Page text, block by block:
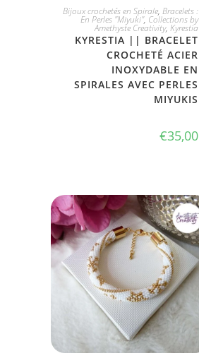
JE L'ADOPTE
Bijoux crochetés en Spirale, Bracelets :
En Perles "Miyuki", Collections by
Amethyste Creativity, Kyrestia
KYRESTIA || BRACELET
CROCHETÉ ACIER
INOXYDABLE EN
SPIRALES AVEC PERLES
MIYUKIS
€35,00